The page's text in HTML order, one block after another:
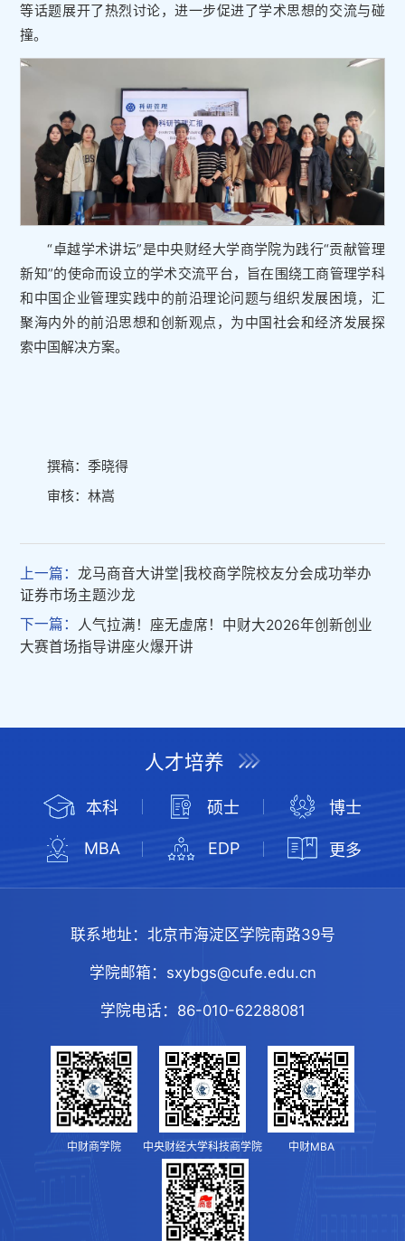
等话题展开了热烈讨论，进一步促进了学术思想的交流与碰
撞。
“卓越学术讲坛”是中央财经大学商学院为践行“贡献管理
新知”的使命而设立的学术交流平台，旨在围绕工商管理学科
和中国企业管理实践中的前沿理论问题与组织发展困境，汇
聚海内外的前沿思想和创新观点，为中国社会和经济发展探
索中国解决方案。
撰稿：季晓得
审核：林嵩
上一篇：龙马商音大讲堂|我校商学院校友分会成功举办
证券市场主题沙龙
下一篇： 人气拉满！座无虚席！中财大2026年创新创业
大赛首场指导讲座火爆开讲
人才培养
本科 硕士 博士
MBA EDP 更多
联系地址： 北京市海淀区学院南路39号
学院邮箱： sxybgs@cufe.edu.cn
学院电话： 86-010-62288081
中财商学院 中央财经大学科技商学院 中财MBA